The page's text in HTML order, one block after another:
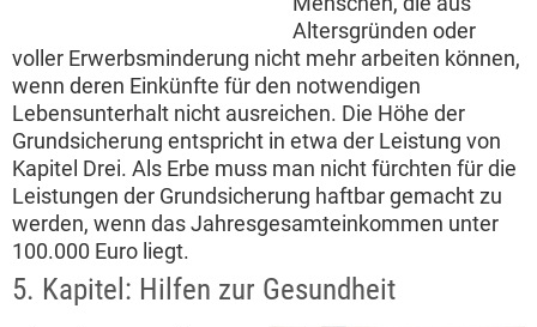
Altersgründen oder
voller Erwerbsminderung nicht mehr arbeiten können,
wenn deren Einkünfte für den notwendigen
Lebensunterhalt nicht ausreichen. Die Höhe der
Grundsicherung entspricht in etwa der Leistung von
Kapitel Drei. Als Erbe muss man nicht fürchten für die
Leistungen der Grundsicherung haftbar gemacht zu
werden, wenn das Jahresgesamteinkommen unter
100.000 Euro liegt.
5. Kapitel: Hilfen zur Gesundheit